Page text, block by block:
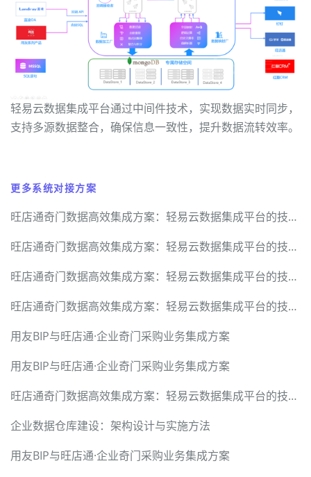
轻易云数据集成平台通过中间件技术，实现数据实时同步，
支持多源数据整合，确保信息一致性，提升数据流转效率。
更多系统对接方案
旺店通奇门数据高效集成方案：轻易云数据集成平台的技术实现
旺店通奇门数据高效集成方案：轻易云数据集成平台的技术实现
旺店通奇门数据高效集成方案：轻易云数据集成平台的技术实现
旺店通奇门数据高效集成方案：轻易云数据集成平台的技术实现
用友BIP与旺店通·企业奇门采购业务集成方案
用友BIP与旺店通·企业奇门采购业务集成方案
旺店通奇门数据高效集成方案：轻易云数据集成平台的技术实现
企业数据仓库建设：架构设计与实施方法
用友BIP与旺店通·企业奇门采购业务集成方案